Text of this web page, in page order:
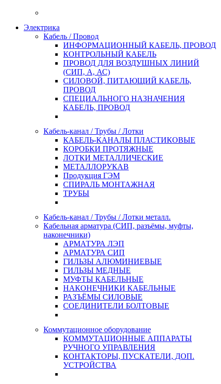
Электрика
Кабель / Провод
ИНФОРМАЦИОННЫЙ КАБЕЛЬ, ПРОВОД
КОНТРОЛЬНЫЙ КАБЕЛЬ
ПРОВОД ДЛЯ ВОЗДУШНЫХ ЛИНИЙ
(СИП, А, АС)
СИЛОВОЙ, ПИТАЮЩИЙ КАБЕЛЬ,
ПРОВОД
СПЕЦИАЛЬНОГО НАЗНАЧЕНИЯ
КАБЕЛЬ, ПРОВОД
Кабель-канал / Трубы / Лотки
КАБЕЛЬ-КАНАЛЫ ПЛАСТИКОВЫЕ
КОРОБКИ ПРОТЯЖНЫЕ
ЛОТКИ МЕТАЛЛИЧЕСКИЕ
МЕТАЛЛОРУКАВ
Продукция ГЭМ
СПИРАЛЬ МОНТАЖНАЯ
ТРУБЫ
Кабель-канал / Трубы / Лотки металл.
Кабельная арматура (СИП, разъёмы, муфты,
наконечники)
АРМАТУРА ЛЭП
АРМАТУРА СИП
ГИЛЬЗЫ АЛЮМИНИЕВЫЕ
ГИЛЬЗЫ МЕДНЫЕ
МУФТЫ КАБЕЛЬНЫЕ
НАКОНЕЧНИКИ КАБЕЛЬНЫЕ
РАЗЪЁМЫ СИЛОВЫЕ
СОЕДИНИТЕЛИ БОЛТОВЫЕ
Коммутационное оборудование
КОММУТАЦИОННЫЕ АППАРАТЫ
РУЧНОГО УПРАВЛЕНИЯ
КОНТАКТОРЫ, ПУСКАТЕЛИ, ДОП.
УСТРОЙСТВА